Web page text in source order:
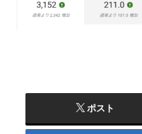
ポスト